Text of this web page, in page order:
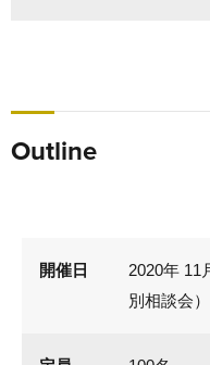
Outline
開催日
2020年 11
別相談会）